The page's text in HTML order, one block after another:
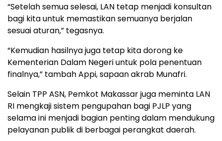
“Setelah semua selesai, LAN tetap menjadi konsultan
bagi kita untuk memastikan semuanya berjalan
sesuai aturan,” tegasnya.
“Kemudian hasilnya juga tetap kita dorong ke
Kementerian Dalam Negeri untuk pola penentuan
finalnya,” tambah Appi, sapaan akrab Munafri.
Selain TPP ASN, Pemkot Makassar juga meminta LAN
RI mengkaji sistem pengupahan bagi PJLP yang
selama ini menjadi bagian penting dalam mendukung
pelayanan publik di berbagai perangkat daerah.